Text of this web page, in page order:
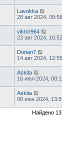
Lavokka
28 авг 2024, 08:58
viktor964
23 авг 2024, 16:52
Dorian7
14 авг 2024, 12:55
Askita
16 июл 2024,
Askita
08 июн 2024,
Найдено 13